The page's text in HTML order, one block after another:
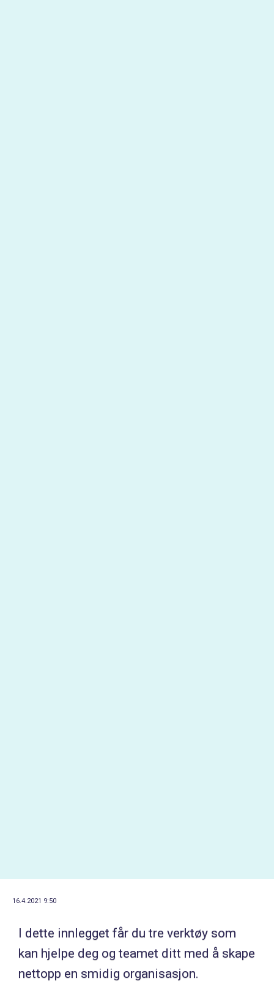
16.4.2021 9:50
I dette innlegget får du tre verktøy som
kan hjelpe deg og teamet ditt med å skape
nettopp en smidig organisasjon.